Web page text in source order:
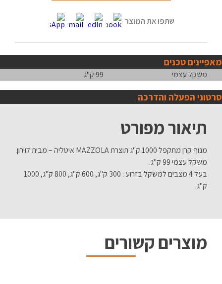
מאפיינים טכנים
משקל עצמי 99 ק"ג
סרטוני הפעלה והדרכה
תיאור מפורט
מנוף קרן מתקפל 1000 ק"ג תוצרת MAZZOLA איטליה – מבית לוירון.
משקל עצמי 99 ק"ג.
בעל 4 מצבים למשקל בזרוע : 300 ק"ג, 600 ק"ג, 800 ק"ג, 1000
ק"ג.
מוצרים קשורים